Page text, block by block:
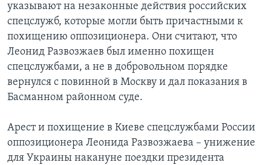
указывают на незаконные действия российских
спецслужб, которые могли быть причастными к
похищению оппозиционера. Они считают, что
Леонид Развозжаев был именно похищен
спецслужбами, а не в добровольном порядке
вернулся с повинной в Москву и дал показания в
Басманном районном суде.
Арест и похищение в Киеве спецслужбами России
оппозиционера Леонида Развозжаева – унижение
для Украины накануне поездки президента